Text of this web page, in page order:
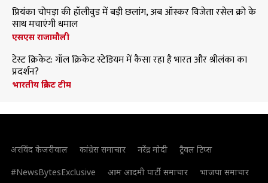
प्रियंका चोपड़ा की हॉलीवुड में बड़ी छलांग, अब ऑस्कर विजेता रसेल क्रो के
साथ मचाएंगी धमाल
एसएस राजामौली
टेस्ट क्रिकेट: गॉल क्रिकेट स्टेडियम में कैसा रहा है भारत और श्रीलंका का
प्रदर्शन?
भारतीय क्रिकेट टीम
अरविंद केजरीवाल कांग्रेस समाचार नरेंद्र मोदी
ट्रैवल टिप्स
#NewsBytesExclusive
आम आदमी पार्टी समाचार
भाजपा समाचार